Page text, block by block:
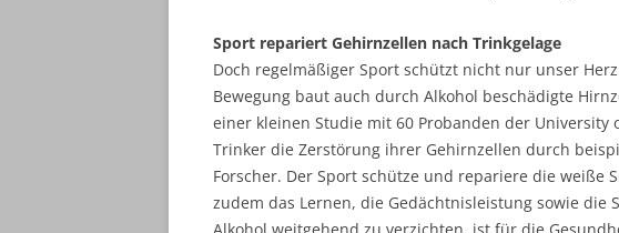
Sport repariert Gehirnzellen nach Trinkgelage
Doch regelmäßiger Sport schützt nicht nur unser
Bewegung baut auch durch Alkohol beschädigte
einer kleinen Studie mit 60 Probanden der University
Trinker die Zerstörung ihrer Gehirnzellen durch
Forscher. Der Sport schütze und repariere die weiße
zudem das Lernen, die Gedächtnisleistung sowie die